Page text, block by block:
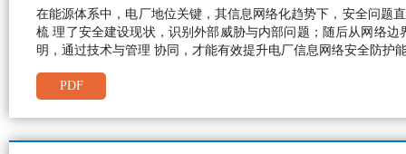
在能源体系中，电厂地位关键，其信息网络化趋势下，安全问题
梳 理了安全建设现状，识别外部威胁与内部问题；随后从网络
明，通过技术与管理 协同，才能有效提升电厂信息网络安全防
PDF